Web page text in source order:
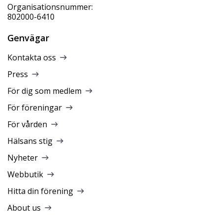
Organisationsnummer:
802000-6410
Genvägar
Kontakta oss
Press
För dig som medlem
För föreningar
För vården
Hälsans stig
Nyheter
Webbutik
Hitta din förening
About us